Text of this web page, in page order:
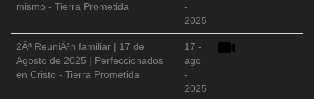
mismo - Tierra Prometida
-
2025
2Âª ReuniÃ³n familiar | 17 de
Agosto de 2025 | Perfeccionados
en Cristo - Tierra Prometida
17 -
ago
-
2025